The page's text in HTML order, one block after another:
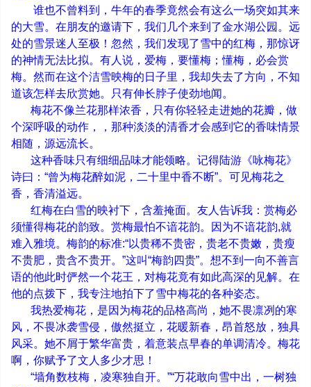
谁也不曾料到，牛年的春季竟然会有这么一场突如其来
的大雪。在朋友的邀请下，我们几个来到了金水湖公园。远
处的雪景迷人至极！忽然，我们发现了雪中的红梅，那惊讶
的神情无法比拟。有人说，爱梅，要懂梅；懂梅，必会赏
梅。然而在这个洁雪映梅的日子里，我却失去了方向，不知
道该怎样去欣赏她。只有伸长脖子使劲地闻。
梅花不像兰花那样浓香，只有你轻轻走进她的花瓣，做
个深呼吸的动作，，那种淡淡的清香才会感到它的香味情景
相随，源远流长。
这种香味只有细细品味才能领略。记得陆游《咏梅花》
诗曰： “曾为梅花醉如泥，二十里中香不断”。可见梅花之
香，香清溢远。
红梅在白雪的映衬下，含羞掩面。友人告诉我：赏梅必
须懂得梅花的韵致。赏梅最怕不谙花韵。因为不谙花韵,就
难入雅境。梅韵的标准:“以贵稀不贵密，贵老不贵嫩，贵瘦
不贵肥，贵含不贵开。 ”这叫“梅韵四贵”。想不到一向不善言
语的他此时俨然一个花王，对梅花竟有如此高深的见解。在
他的点拨下，我专注地拍下了雪中梅花的各种姿态。
我热爱梅花，是因为梅花的品格高尚，她不畏凛冽的寒
风，不畏冰袭雪侵，傲然挺立，花暖新春，昂首怒放，独具
风采。她不屑于繁华富贵，着意装点早春的单调清冷。梅花
啊，你赋予了文人多少才思！
“墙角数枝梅，凌寒独自开。 ”“万花敢向雪中出，一树独